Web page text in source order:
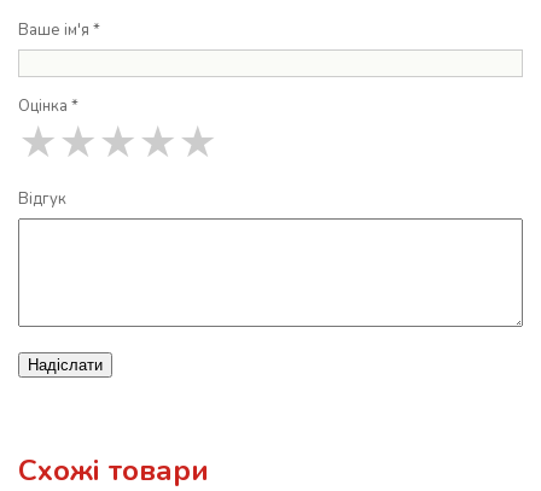
Ваше ім'я *
Оцінка *
★
★
★
★
★
Відгук
Надіслати
Схожі товари